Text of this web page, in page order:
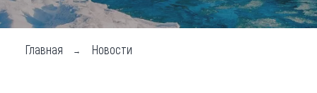
Чем заняться
Где остановиться
Главная Новости